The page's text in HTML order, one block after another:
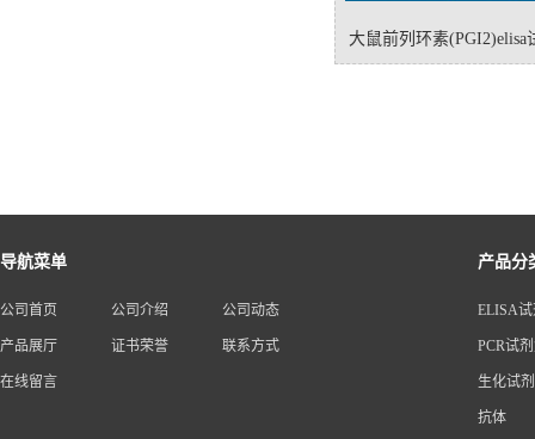
大鼠前列环素(PGI2)elisa
导航菜单
公司首页 公司介绍 公司动态
产品展厅 证书荣誉 联系方式
在线留言
产品分
ELISA
PCR试
生化试
抗体